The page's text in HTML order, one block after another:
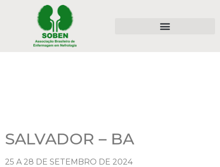
SALVADOR – BA
25 A 28 DE SETEMBRO DE 2024